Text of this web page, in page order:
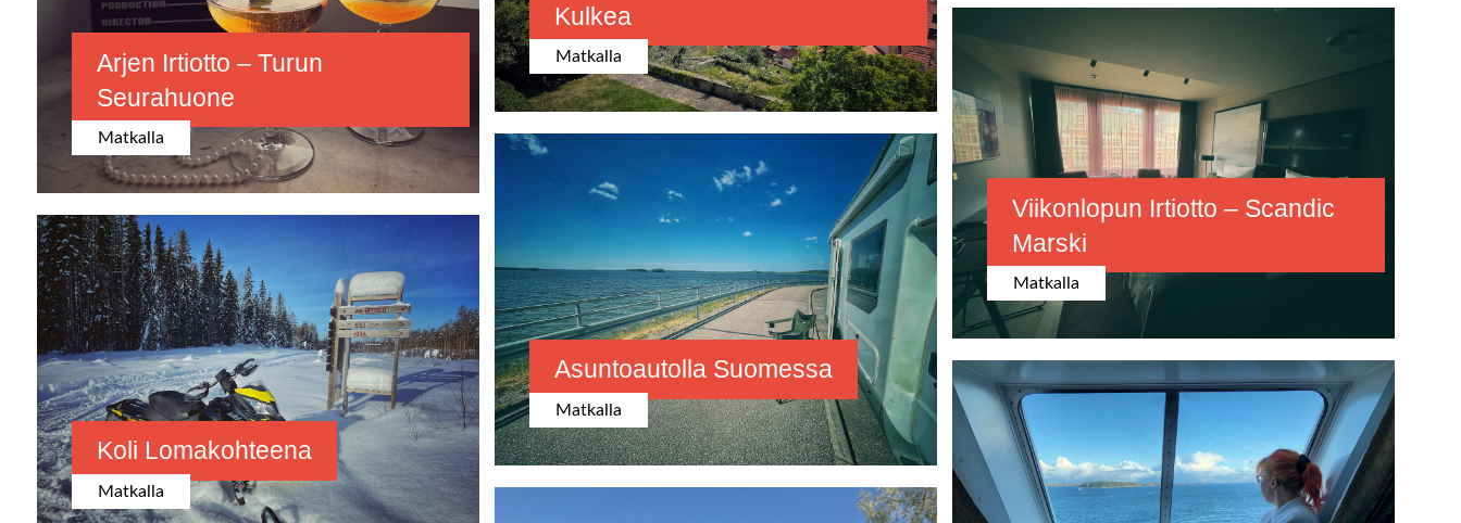
Kulkea
Matkalla
Arjen Irtiotto – Turun
Seurahuone
Matkalla
Viikonlopun Irtiotto – Scandic
Marski
Matkalla
Asuntoautolla Suomessa
Matkalla
Koli Lomakohteena
Matkalla